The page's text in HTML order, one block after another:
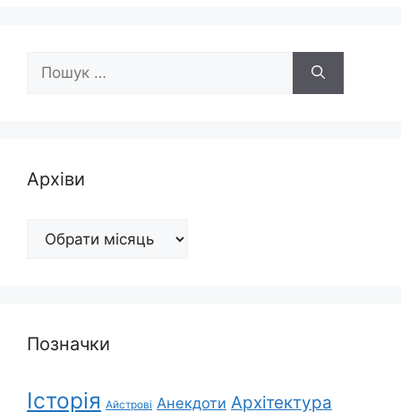
Архіви
Архіви
Позначки
Історія Айстрові Анекдоти Архітектура